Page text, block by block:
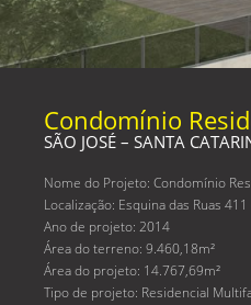
Condomínio
SÃO JOSÉ – SANTA
Nome do Projeto: Condomínio
Localização: Esquina das Ruas
Ano de projeto: 2014
Área do terreno: 9.460,18m²
Área do projeto: 14.767,69m²
Tipo de projeto: Residencial